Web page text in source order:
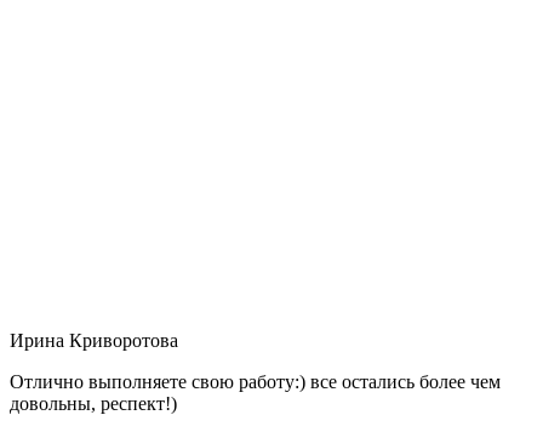
Ирина Криворотова
Отлично выполняете свою работу:) все остались более чем
довольны, респект!)